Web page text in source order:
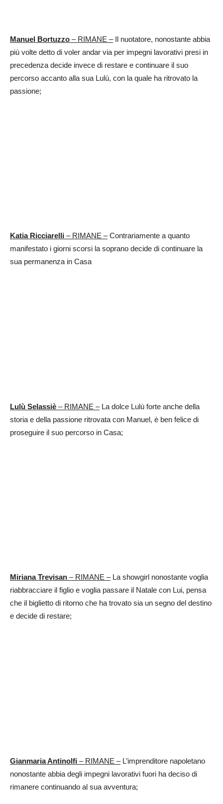
Manuel Bortuzzo – RIMANE –Il nuotatore, nonostante abbia
più volte detto di voler andar via per impegni lavorativi presi in
precedenza decide invece di restare e continuare il suo
percorso accanto alla sua Lulù, con la quale ha ritrovato la
passione;
Katia Ricciarelli – RIMANE –Contrariamente a quanto
manifestato i giorni scorsi la soprano decide di continuare la
sua permanenza in Casa
Lulù Selassiè – RIMANE –La dolce Lulù forte anche della
storia e della passione ritrovata con Manuel, è ben felice di
proseguire il suo percorso in Casa;
Miriana Trevisan – RIMANE –La showgirl nonostante voglia
riabbracciare il figlio e voglia passare il Natale con Lui, pensa
che il biglietto di ritorno che ha trovato sia un segno del destino
e decide di restare;
Gianmaria Antinolfi – RIMANE –L’imprenditore napoletano
nonostante abbia degli impegni lavorativi fuori ha deciso di
rimanere continuando al sua avventura;